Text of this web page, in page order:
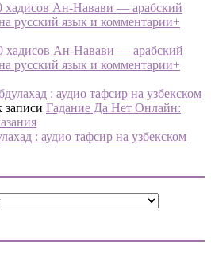
хадисов Ан-Навави — арабский
русский язык и комментарии+
хадисов Ан-Навави — арабский
русский язык и комментарии+
: аудио тафсир на узбекском
записи Гадание Да Нет Онлайн:
: аудио тафсир на узбекском